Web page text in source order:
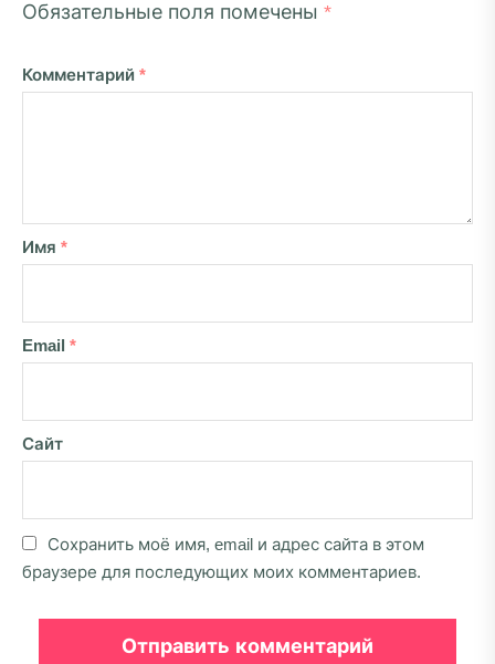
Обязательные поля помечены *
Комментарий *
Имя *
Email *
Сайт
Сохранить моё имя, email и адрес сайта в этом
браузере для последующих моих комментариев.